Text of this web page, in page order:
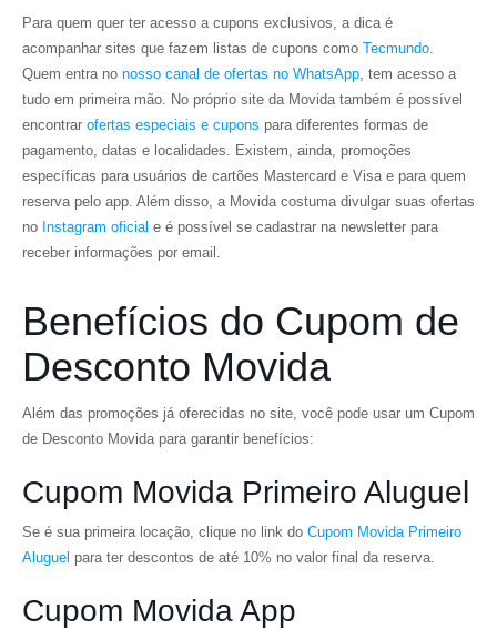
Para quem quer ter acesso a cupons exclusivos, a dica é
acompanhar sites que fazem listas de cupons como Tecmundo.
Quem entra no nosso canal de ofertas no WhatsApp, tem acesso a
tudo em primeira mão. No próprio site da Movida também é possível
encontrar ofertas especiais e cupons para diferentes formas de
pagamento, datas e localidades. Existem, ainda, promoções
específicas para usuários de cartões Mastercard e Visa e para quem
reserva pelo app. Além disso, a Movida costuma divulgar suas ofertas
no Instagram oficial e é possível se cadastrar na newsletter para
receber informações por email.
Benefícios do Cupom de
Desconto Movida
Além das promoções já oferecidas no site, você pode usar um Cupom
de Desconto Movida para garantir benefícios:
Cupom Movida Primeiro Aluguel
Se é sua primeira locação, clique no link do Cupom Movida Primeiro
Aluguel para ter descontos de até 10% no valor final da reserva.
Cupom Movida App